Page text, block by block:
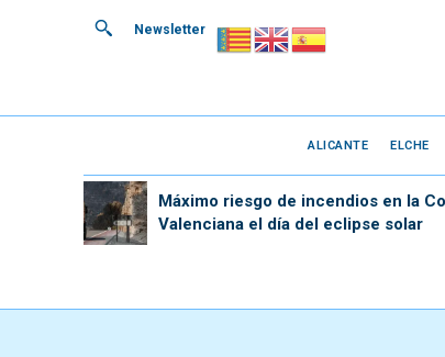
Newsletter
ALICANTE ELCHE
Máximo riesgo de incendios en la
Valenciana el día del eclipse solar